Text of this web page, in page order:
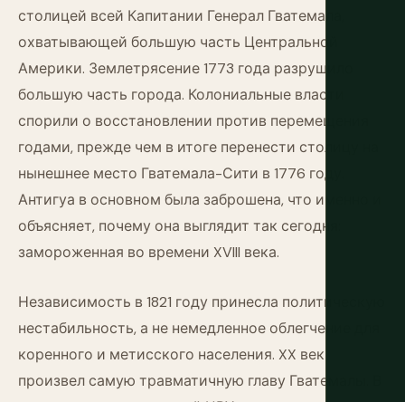
столицей всей Капитании Генерал Гватемала,
охватывающей большую часть Центральной
Америки. Землетрясение 1773 года разрушило
большую часть города. Колониальные власти
спорили о восстановлении против перемещения
годами, прежде чем в итоге перенести столицу на
нынешнее место Гватемала-Сити в 1776 году.
Антигуа в основном была заброшена, что именно и
объясняет, почему она выглядит так сегодня:
замороженная во времени XVIII века.
Независимость в 1821 году принесла политическую
нестабильность, а не немедленное облегчение для
коренного и метисского населения. XX век
произвел самую травматичную главу Гватемалы. В